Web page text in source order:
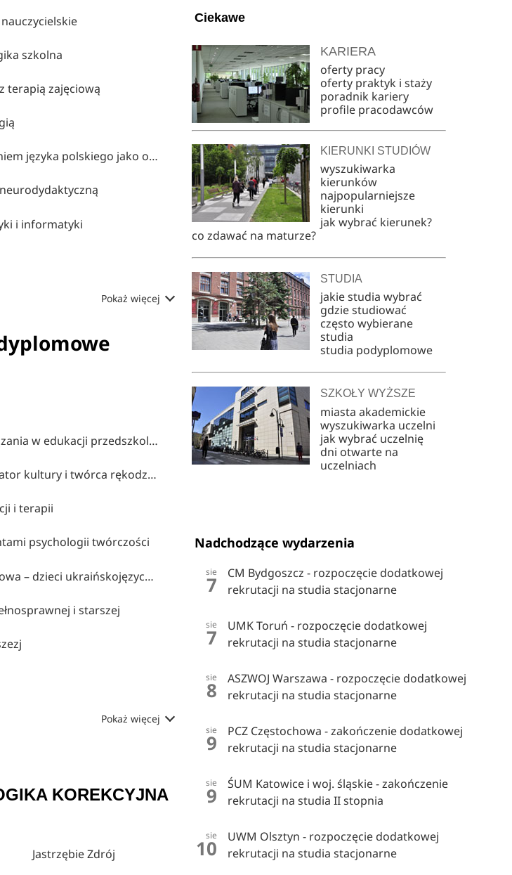
szkolna
terapią zajęciową
Logopedia z nauczaniem języka polskiego jako obcego
i informatyki
Pokaż więcej
Alternatywne rozwiązania w edukacji przedszkolnej i wczesnoszkolnej
Arteterapeuta, animator kultury i twórca rękodzieła artystycznego
i terapii
psychologii twórczości
Asysta międzykulturowa – dzieci ukraińskojęzyczne
i starszej
Pokaż więcej
KOREKCYJNA
Jastrzębie Zdrój
Ciekawe
KARIERA
oferty pracy
oferty praktyk i staży
poradnik kariery
profile pracodawców
KIERUNKI STUDIÓW
wyszukiwarka
kierunków
najpopularniejsze
kierunki
jak wybrać kierunek?
co zdawać na maturze?
STUDIA
jakie studia wybrać
gdzie studiować
często wybierane
studia
studia podyplomowe
SZKOŁY WYŻSZE
miasta akademickie
wyszukiwarka uczelni
jak wybrać uczelnię
dni otwarte na
uczelniach
Nadchodzące wydarzenia
sie
7
CM Bydgoszcz - rozpoczęcie dodatkowej
rekrutacji na studia stacjonarne
sie
7
UMK Toruń - rozpoczęcie dodatkowej
rekrutacji na studia stacjonarne
sie
8
ASZWOJ Warszawa - rozpoczęcie dodatkowej
rekrutacji na studia stacjonarne
sie
9
PCZ Częstochowa - zakończenie dodatkowej
rekrutacji na studia stacjonarne
sie
9
ŚUM Katowice i woj. śląskie - zakończenie
rekrutacji na studia II stopnia
sie
10
UWM Olsztyn - rozpoczęcie dodatkowej
rekrutacji na studia stacjonarne